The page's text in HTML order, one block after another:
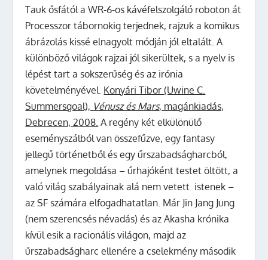
Tauk ősfától a WR-6-os kávéfelszolgáló roboton át
Processzor tábornokig terjednek, rajzuk a komikus
ábrázolás kissé elnagyolt módján jól eltalált. A
különböző világok rajzai jól sikerültek, s a nyelv is
lépést tart a sokszerűség és az irónia
követelményével. KonyáriTibor (Uwine C.
Summersgoal), Vénusz és Mars, magánkiadás,
Debrecen, 2008. A regény két elkülönülő
eseményszálból van összefűzve, egy fantasy
jellegű történetből és egy űrszabadságharcból,
amelynek megoldása – űrhajóként testet öltött, a
való világ szabályainak alá nem vetett istenek –
az SF számára elfogadhatatlan. Már Jin Jang Jung
(nem szerencsés névadás) és az Akasha krónika
kívül esik a racionális világon, majd az
űrszabadságharc ellenére a cselekmény második